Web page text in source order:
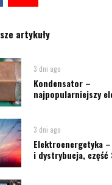
artykuły
3 dni ago
Kondensator –
najpopularniejszy
3 dni ago
Elektroenergetyka
i dystrybucja, część